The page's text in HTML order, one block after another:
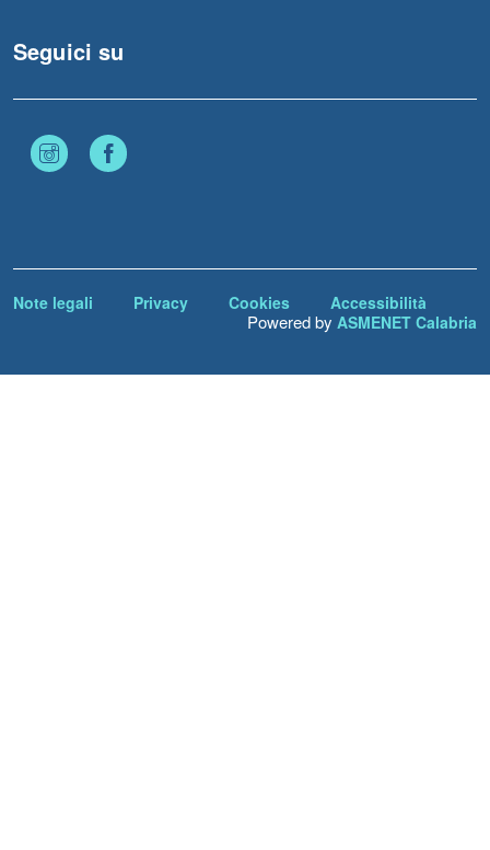
Seguici su
Instagram
Note legali Privacy Cookies Accessibilità
Powered by ASMENET Calabria